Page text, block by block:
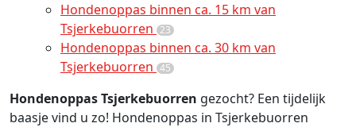
Hondenoppas binnen ca. 15 km van
Tsjerkebuorren 23
Hondenoppas binnen ca. 30 km van
Tsjerkebuorren 45
Hondenoppas Tsjerkebuorren gezocht? Een tijdelijk
baasje vind u zo! Hondenoppas in Tsjerkebuorren